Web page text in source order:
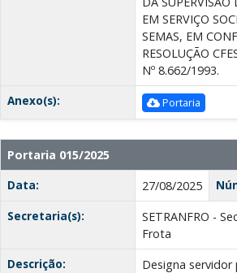
EM SERVIÇO
SEMAS, EM
RESOLUÇÃO
Nº 8.662/1993.
Anexo(s):
Portaria
Portaria 015/2025
Data:
27/08/2025
Secretaria(s):
SETRANFRO -
Frota
Descrição:
Designa servidor